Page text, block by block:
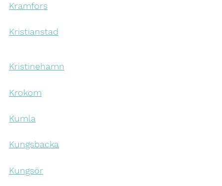
Kramfors
Kristianstad
Kristinehamn
Krokom
Kumla
Kungsbacka
Kungsör